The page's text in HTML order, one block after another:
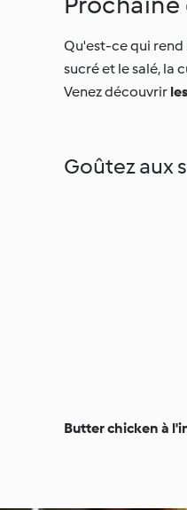
Qu'est-ce qui rend
sucré et le salé, la
Venez découvrir
Goûtez aux
Butter chicken à